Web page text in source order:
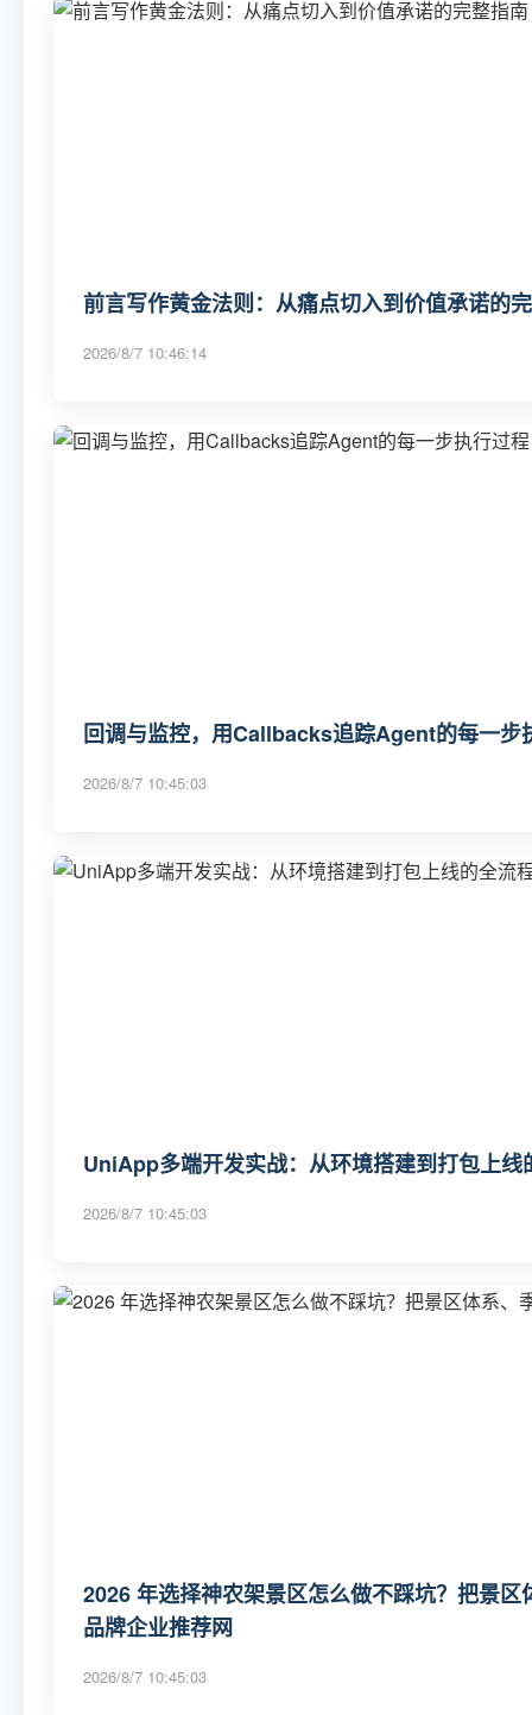
前言写作黄金法则：从痛点切入到价值承诺的
2026/8/7 10:46:14
回调与监控，用Callbacks追踪Agent的每一步
2026/8/7 10:45:03
UniApp多端开发实战：从环境搭建到打包上线
2026/8/7 10:45:03
2026 年选择神农架景区怎么做不踩坑？把景
品牌企业推荐网
2026/8/7 10:45:03